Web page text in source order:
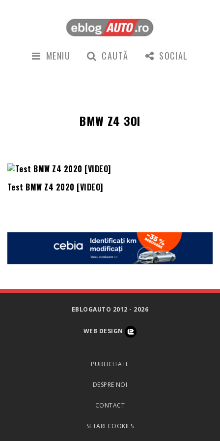
MENIU CAUTĂ SOCIAL
BMW Z4 30I
Test BMW Z4 2020 [VIDEO]
EBLOGAUTO 2012 - 2026
WEB DESIGN
PUBLICITATE
DESPRE NOI
CONTACT
SETARI COOKIES